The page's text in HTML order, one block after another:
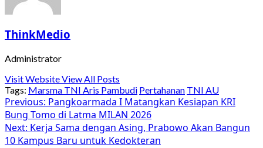
ThinkMedio
Administrator
Visit WebsiteView All Posts
Tags: Marsma TNI Aris Pambudi Pertahanan TNI AU
Post
navigation
Previous: Pangkoarmada I Matangkan Kesiapan KRI
Bung Tomo di Latma MILAN 2026
Next: Kerja Sama dengan Asing, Prabowo Akan Bangun
10 Kampus Baru untuk Kedokteran